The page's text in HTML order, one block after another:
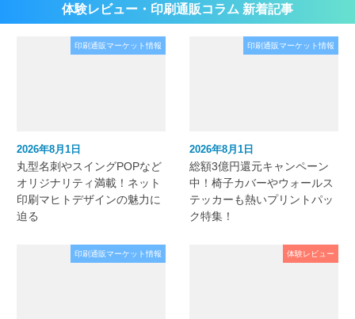
体験レビュー・印刷通販コラム 新着記事
印刷通販マーケット情報
2026年8月1日
丸型名刺やスイングPOPなど
オリジナリティ満載！ネット
印刷マヒトデザインの魅力に
迫る
印刷通販マーケット情報
2026年8月1日
総額3億円還元キャンペーン
中！椅子カバーやウォールス
テッカーも熱いプリントパッ
ク特集！
印刷通販マーケット情報 体験レビュー